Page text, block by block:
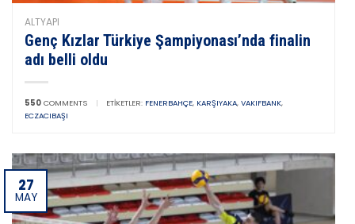
ALTYAPI
Genç Kızlar Türkiye Şampiyonası’nda finalin
adı belli oldu
550 COMMENTS | ETIKETLER: FENERBAHÇE, KARŞIYAKA, VAKIFBANK,
ECZACIBAŞI
27
MAY